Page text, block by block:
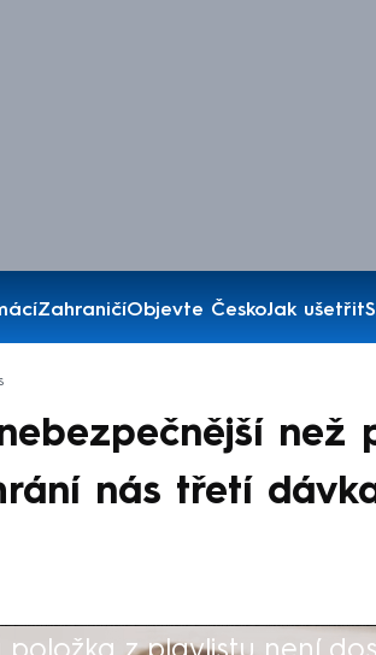
ZahraničíObjevte ČeskoJak ušetřit
než
nás třetí